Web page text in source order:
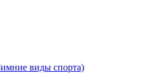
виды спорта)